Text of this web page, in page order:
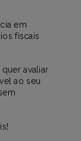
em
fiscais
avaliar
ao seu